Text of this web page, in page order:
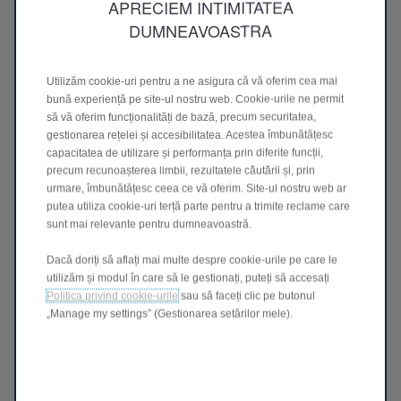
produse sau drepturi de autor ale deținătorilor lor
respectivi. Noi nu acordăm nicio permisiune cu
astfel de utilizare poate constitui o încălcare a
drepturilor titularului.
Declarație de exonerare a răspunderii
6. Nu garantăm că acest website va funcționa fără
întreruperi sau fără erori sau că va fi lipsit de viruși
răspunzători dacă, din orice motiv, acest website
nu este disponibil în anumite momente sau pentru
anumite perioade.
APRECIEM INTIMITATEA
DUMNEAVOASTRA
Utilizăm cookie-uri pentru a ne asigura că vă oferim cea mai
bună experiență pe site-ul nostru web. Cookie-urile ne permit
să vă oferim funcționalități de bază, precum securitatea,
gestionarea rețelei și accesibilitatea. Acestea îmbunătățesc
capacitatea de utilizare și performanța prin diferite funcții,
precum recunoașterea limbii, rezultatele căutării și, prin
urmare, îmbunătățesc ceea ce vă oferim. Site-ul nostru web ar
putea utiliza cookie-uri terță parte pentru a trimite reclame care
sunt mai relevante pentru dumneavoastră.
Dacă doriți să aflați mai multe despre cookie-urile pe care le
utilizăm și modul în care să le gestionați, puteți să accesați
Politica privind cookie-urile sau să faceți clic pe butonul
„Manage my settings” (Gestionarea setărilor mele).